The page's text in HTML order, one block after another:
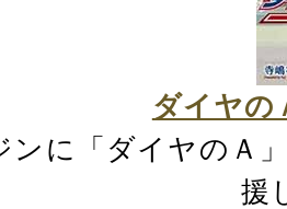
ダイヤ
ンに「ダイヤのＡ
援